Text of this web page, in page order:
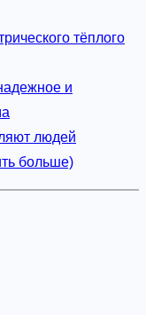
тёплого
и
людей
больше)